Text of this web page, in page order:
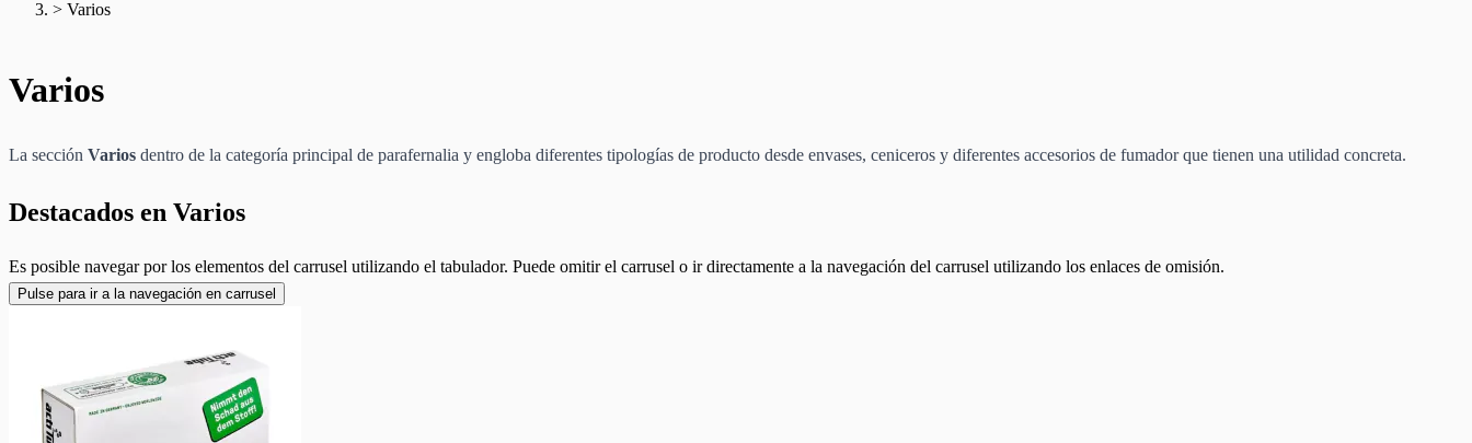
> Varios
Varios
La sección Varios dentro de la categoría principal de parafernalia y engloba diferentes tipologías de producto desde envases, ceniceros y diferentes accesorios de fumador que tienen una utilidad concreta.
Destacados en Varios
Es posible navegar por los elementos del carrusel utilizando el tabulador. Puede omitir el carrusel o ir directamente a la navegación del carrusel utilizando los enlaces de omisión.
Pulse para ir a la navegación en carrusel